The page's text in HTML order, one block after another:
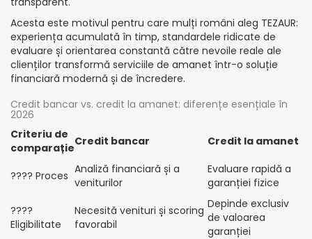
Acesta este motivul pentru care mulți români aleg TEZAUR:
experiența acumulată în timp, standardele ridicate de
evaluare și orientarea constantă către nevoile reale ale
clienților transformă serviciile de amanet într-o soluție
financiară modernă și de încredere.
Credit bancar vs. credit la amanet: diferențe esențiale în
2026
Criteriu de
comparațieCredit bancar Credit la amanet
???? Proces Analiză financiară și a
veniturilor
Evaluare rapidă a
garanției fizice
????
Eligibilitate
Necesită venituri și scoring
favorabil
Depinde exclusiv
de valoarea
garanției